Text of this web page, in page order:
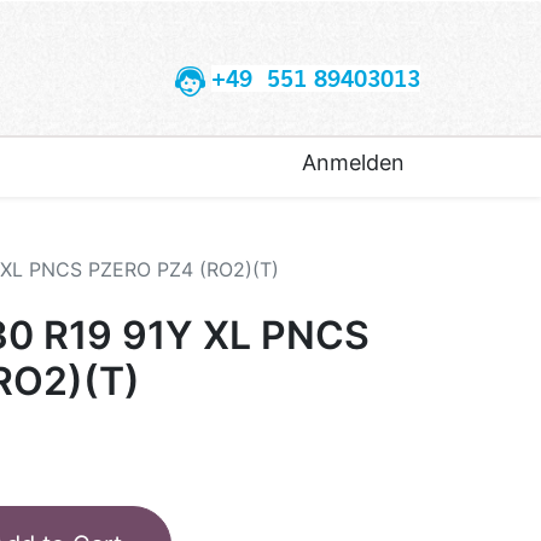
+49 551 89403013
Anmelden
PNCS PZERO PZ4 (RO2)(T)
R19 91Y XL PNCS